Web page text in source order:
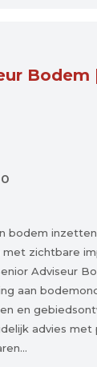
bodem
zichtbare
Adviseur
aan
en
advies met